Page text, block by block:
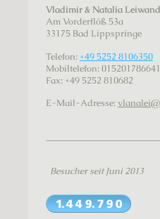
Vladimir & Natalia Leiwand
Am Vorderflöß 53a
33175 Bad Lippspringe
Telefon: +49 5252 8106350
Mobiltelefon: 015201786641
Fax: +49 5252 810682
E-Mail-Adresse:
Besucher seit Juni 2013